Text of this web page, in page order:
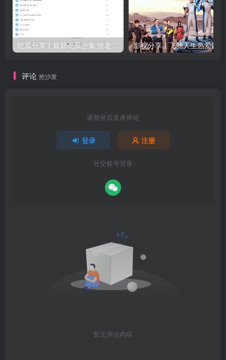
吃瓜分享丨最新吃瓜合集 张老师与学生等众多新瓜
评论 抢沙发
请登录后发表评论
登录 注册
社交账号登录
暂无评论内容